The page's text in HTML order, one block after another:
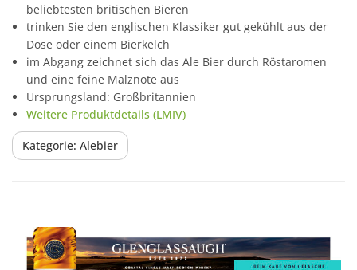
beliebtesten britischen Bieren
trinken Sie den englischen Klassiker gut gekühlt aus der
Dose oder einem Bierkelch
im Abgang zeichnet sich das Ale Bier durch Röstaromen
und eine feine Malznote aus
Ursprungsland: Großbritannien
Weitere Produktdetails (LMIV)
Kategorie: Alebier